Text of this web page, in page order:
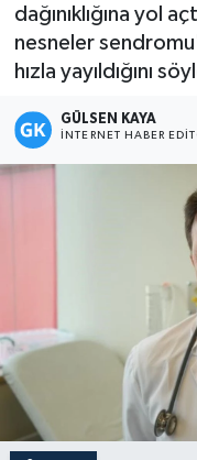
dağınıklığına yol
nesneler
hızla yayıldığını
GÜLSEN KAYA
İNTERNET HABER
Magazin
Mersin
Mersin Tarihi
Resmi İlan
Sağlık